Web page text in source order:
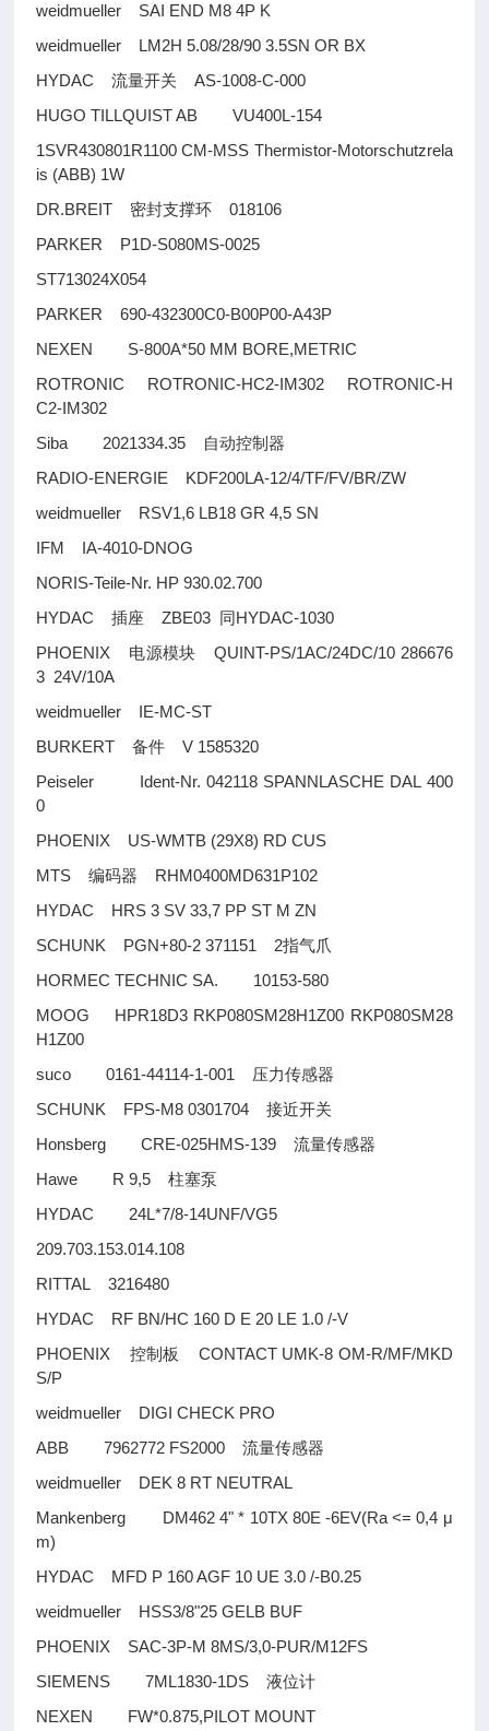
weidmueller SAI END M8 4P K
weidmueller LM2H 5.08/28/90 3.5SN OR BX
HYDAC流量开关
AS-1008-C-000
HUGO TILLQUIST AB VU400L-154
1SVR430801R1100 CM-MSS Thermistor-Motorschutzrela
is (ABB) 1W
DR.BREIT 密封支撑环 018106
PARKER P1D-S080MS-0025
ST713024X054
PARKER 690-432300C0-B00P00-A43P
NEXEN S-800A*50 MM BORE,METRIC
ROTRONIC ROTRONIC-HC2-IM302 ROTRONIC-H
C2-IM302
Siba 2021334.35
自动控制器
RADIO-ENERGIE KDF200LA-12/4/TF/FV/BR/ZW
weidmueller RSV1,6 LB18 GR 4,5 SN
IFM IA-4010-DNOG
NORIS-Teile-Nr. HP 930.02.700
HYDAC插座 ZBE03 同 HYDAC-1030
PHOENIX 电源模块 QUINT-PS/1AC/24DC/10 286676
3 24V/10A
weidmueller IE-MC-ST
BURKERT备件 V 1585320
Peiseler Ident-Nr. 042118 SPANNLASCHE DAL 400
0
PHOENIX US-WMTB (29X8) RD CUS
MTS编码器
RHM0400MD631P102
HYDAC HRS 3 SV 33,7 PP ST M ZN
SCHUNK PGN+80-2 371151 2指气爪
HORMEC TECHNIC SA. 10153-580
MOOG HPR18D3 RKP080SM28H1Z00 RKP080SM28
H1Z00
suco 0161-44114-1-001 压力传感器
SCHUNK FPS-M8 0301704接近开关
Honsberg CRE-025HMS-139流量传感器
Hawe R 9,5柱塞泵
HYDAC 24L*7/8-14UNF/VG5
209.703.153.014.108
RITTAL 3216480
HYDAC RF BN/HC 160 D E 20 LE 1.0 /-V
PHOENIX 控制板
CONTACT UMK-8 OM-R/MF/MKD
S/P
weidmueller DIGI CHECK PRO
ABB 7962772 FS2000流量传感器
weidmueller DEK 8 RT NEUTRAL
Mankenberg DM462 4" * 10TX 80E -6EV(Ra <= 0,4 μ
m)
HYDAC MFD P 160 AGF 10 UE 3.0 /-B0.25
weidmueller HSS3/8"25 GELB BUF
PHOENIX SAC-3P-M 8MS/3,0-PUR/M12FS
SIEMENS 7ML1830-1DS液位计
NEXEN FW*0.875,PILOT MOUNT